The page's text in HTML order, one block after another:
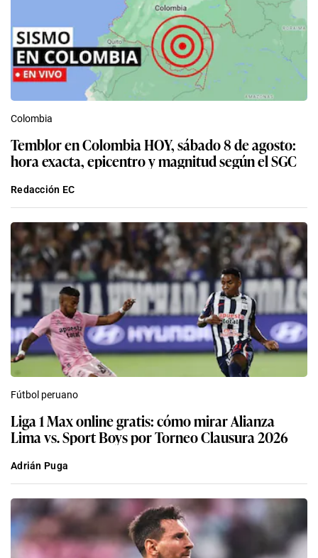
Colombia
Temblor en Colombia HOY, sábado 8 de agosto:
hora exacta, epicentro y magnitud según el SGC
Redacción EC
Fútbol peruano
Liga 1 Max online gratis: cómo mirar Alianza
Lima vs. Sport Boys por Torneo Clausura 2026
Adrián Puga